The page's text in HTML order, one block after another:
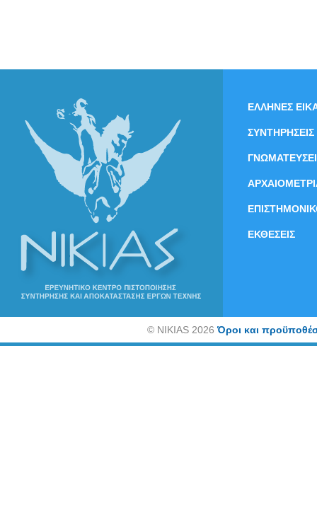
ΕΛΛΗΝΕΣ
ΣΥΝΤΗΡΗΣΕΙΣ
ΕΚΘΕΣΕΙΣ
©NIKIAS 2026Όροι και